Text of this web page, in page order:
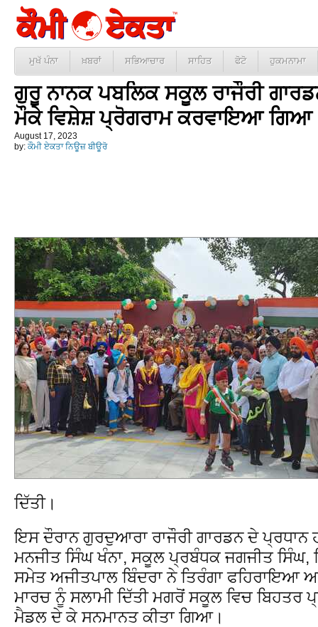
ਮੁਖੱ ਪੰਨਾ ਖ਼ਬਰਾਂ ਸਭਿਆਚਾਰ ਸਾਹਿਤ ਫੋਟੋ ਹੁਕਮਨਾਮਾ
ਗੁਰੂ ਨਾਨਕ ਪਬਲਿਕ ਸਕੂਲ ਰਾਜੌਰੀ
ਮੌਕੇ ਵਿਸ਼ੇਸ਼ ਪ੍ਰੋਗਰਾਮ ਕਰਵਾਇਆ ਗਿਆ
August 17, 2023
by: ਕੌਮੀ ਏਕਤਾ ਨਿਊਜ਼ ਬੀਊਰੋ
ਦਿੱਤੀ।
ਇਸ ਦੌਰਾਨ ਗੁਰਦੁਆਰਾ ਰਾਜੌਰੀ ਗਾਰਡਨ ਦੇ
ਮਨਜੀਤ ਸਿੰਘ ਖੰਨਾ, ਸਕੂਲ ਪ੍ਰਬੰਧਕ ਜਗਜੀਤ ਸਿੰਘ,
ਸਮੇਤ ਅਜੀਤਪਾਲ ਬਿੰਦਰਾ ਨੇ ਤਿਰੰਗਾ
ਮਾਰਚ ਨੂੰ ਸਲਾਮੀ ਦਿੱਤੀ ਮਗਰੋਂ ਸਕੂਲ ਵਿਚ
ਮੈਡਲ ਦੇ ਕੇ ਸਨਮਾਨਤ ਕੀਤਾ ਗਿਆ।